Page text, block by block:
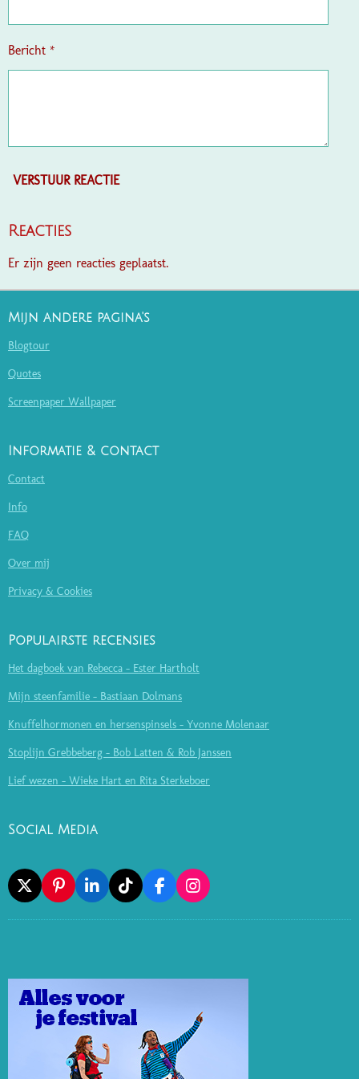
Bericht *
VERSTUUR REACTIE
Reacties
Er zijn geen reacties geplaatst.
Mijn andere pagina's
Blogtour
Quotes
Screenpaper Wallpaper
Informatie & contact
Contact
Info
FAQ
Over mij
Privacy & Cookies
Populairste recensies
Het dagboek van Rebecca - Ester Hartholt
Mijn steenfamilie - Bastiaan Dolmans
Knuffelhormonen en hersenspinsels - Yvonne Molenaar
Stoplijn Grebbeberg - Bob Latten & Rob Janssen
Lief wezen - Wieke Hart en Rita Sterkeboer
Social Media
X
P
I
N
E
S
T
L
I
N
I
N
T
I
K
F
A
C
O
I
N
S
R
M